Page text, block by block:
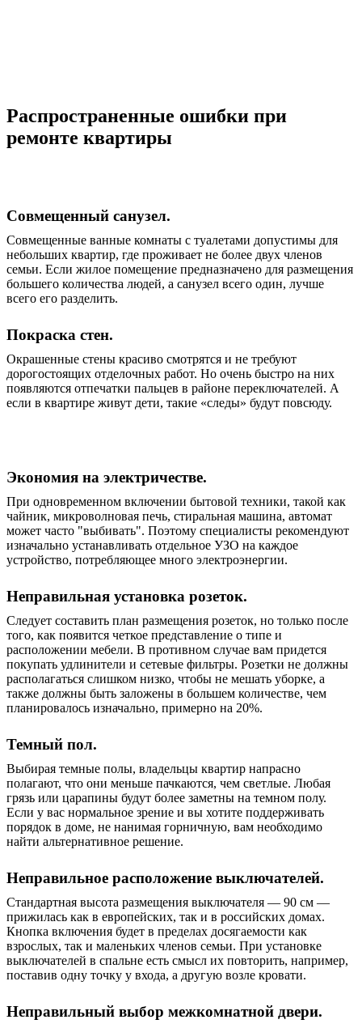
Распространенные ошибки при
ремонте квартиры
Совмещенный санузел.
Совмещенные ванные комнаты с туалетами допустимы для
небольших квартир, где проживает не более двух членов
семьи. Если жилое помещение предназначено для размещения
большего количества людей, а санузел всего один, лучше
всего его разделить.
Покраска стен.
Окрашенные стены красиво смотрятся и не требуют
дорогостоящих отделочных работ. Но очень быстро на них
появляются отпечатки пальцев в районе переключателей. А
если в квартире живут дети, такие «следы» будут повсюду.
Экономия на электричестве.
При одновременном включении бытовой техники, такой как
чайник, микроволновая печь, стиральная машина, автомат
может часто "выбивать". Поэтому специалисты рекомендуют
изначально устанавливать отдельное УЗО на каждое
устройство, потребляющее много электроэнергии.
Неправильная установка розеток.
Следует составить план размещения розеток, но только после
того, как появится четкое представление о типе и
расположении мебели. В противном случае вам придется
покупать удлинители и сетевые фильтры. Розетки не должны
располагаться слишком низко, чтобы не мешать уборке, а
также должны быть заложены в большем количестве, чем
планировалось изначально, примерно на 20%.
Темный пол.
Выбирая темные полы, владельцы квартир напрасно
полагают, что они меньше пачкаются, чем светлые. Любая
грязь или царапины будут более заметны на темном полу.
Если у вас нормальное зрение и вы хотите поддерживать
порядок в доме, не нанимая горничную, вам необходимо
найти альтернативное решение.
Неправильное расположение выключателей.
Стандартная высота размещения выключателя — 90 см —
прижилась как в европейских, так и в российских домах.
Кнопка включения будет в пределах досягаемости как
взрослых, так и маленьких членов семьи. При установке
выключателей в спальне есть смысл их повторить, например,
поставив одну точку у входа, а другую возле кровати.
Неправильный выбор межкомнатной двери.